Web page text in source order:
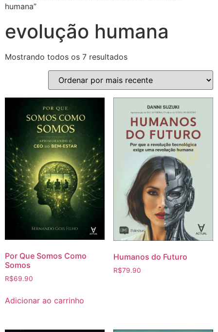
humana”
evolução humana
Mostrando todos os 7 resultados
Por Que Somos Como
Somos
R$69.90
Adicionar ao carrinho
Humanos do Futuro
R$79.90